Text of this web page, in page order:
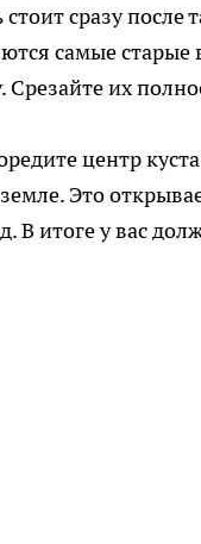
сразу
самые старые
Срезайте их
центр
Это
В итоге у вас